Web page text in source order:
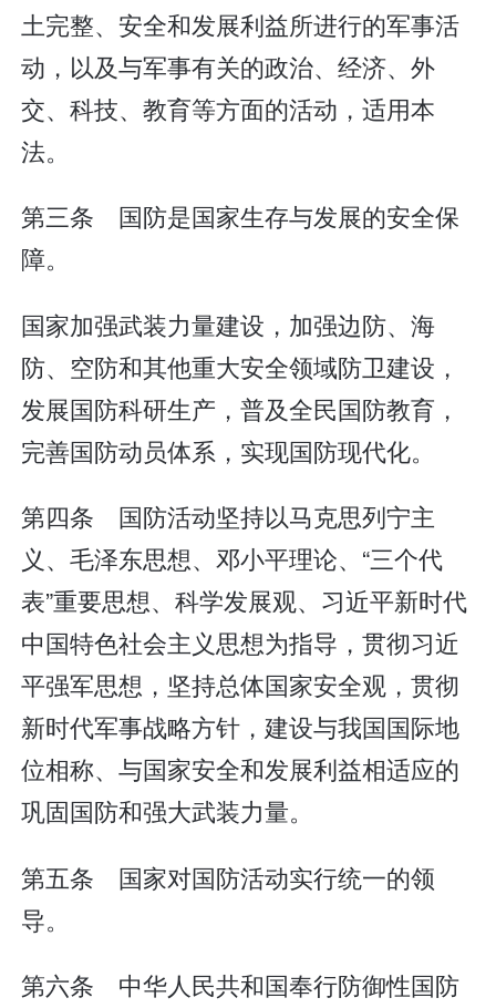
土完整、安全和发展利益所进行的军事活
动，以及与军事有关的政治、经济、外
交、科技、教育等方面的活动，适用本
法。
第三条 国防是国家生存与发展的安全保
障。
国家加强武装力量建设，加强边防、海
防、空防和其他重大安全领域防卫建设，
发展国防科研生产，普及全民国防教育，
完善国防动员体系，实现国防现代化。
第四条 国防活动坚持以马克思列宁主
义、毛泽东思想、邓小平理论、“三个代
表”重要思想、科学发展观、习近平新时代
中国特色社会主义思想为指导，贯彻习近
平强军思想，坚持总体国家安全观，贯彻
新时代军事战略方针，建设与我国国际地
位相称、与国家安全和发展利益相适应的
巩固国防和强大武装力量。
第五条 国家对国防活动实行统一的领
导。
第六条 中华人民共和国奉行防御性国防